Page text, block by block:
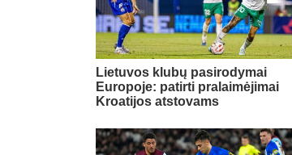
Lietuvos klubų pasirodymai
Europoje: patirti pralaimėjimai
Kroatijos atstovams